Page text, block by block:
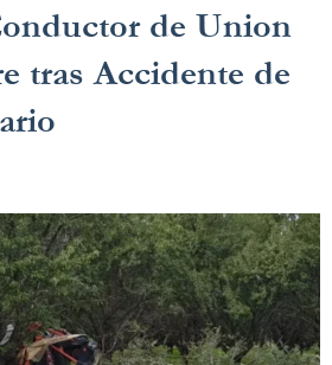
de Union
tras Accidente de